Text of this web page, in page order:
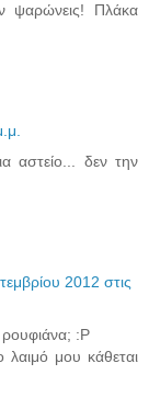
ψαρώνεις! Πλάκα
αστείο... δεν την
2012 στις
:P
λαιμό μου κάθεται